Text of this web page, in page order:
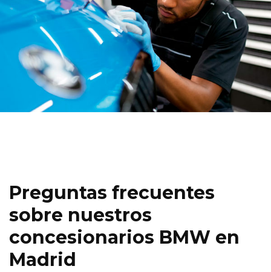
Preguntas frecuentes
sobre nuestros
concesionarios BMW en
Madrid